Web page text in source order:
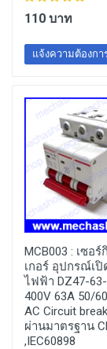
110 บาท
แจ้งความต้องกา
MCB003 : เซอร์
เกอร์ อุปกรณ์เ
ไฟฟ้า DZ47-
400V 63A 50/
AC Circuit
ผ่านมาตรฐาน
,IEC60898